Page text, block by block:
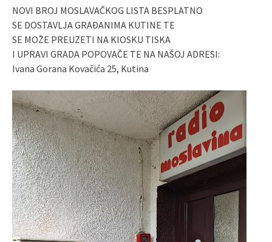
NOVI BROJ MOSLAVAČKOG LISTA BESPLATNO
SE DOSTAVLJA GRAĐANIMA KUTINE TE
SE MOŽE PREUZETI NA KIOSKU TISKA
I UPRAVI GRADA POPOVAČE TE NA NAŠOJ ADRESI:
Ivana Gorana Kovačića 25, Kutina